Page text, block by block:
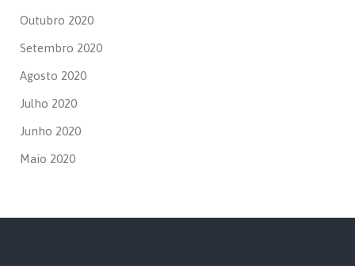
Outubro 2020
Setembro 2020
Agosto 2020
Julho 2020
Junho 2020
Maio 2020